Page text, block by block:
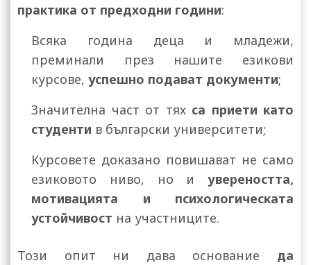
практика от предходни години:
Всяка година деца и младежи,
преминали през нашите езикови
курсове, успешно подават документи;
Значителна част от тях са приети като
студенти в български университети;
Курсовете доказано повишават не само
езиковото ниво, но и увереността,
мотивацията и психологическата
устойчивост на участниците.
Този опит ни дава основание да